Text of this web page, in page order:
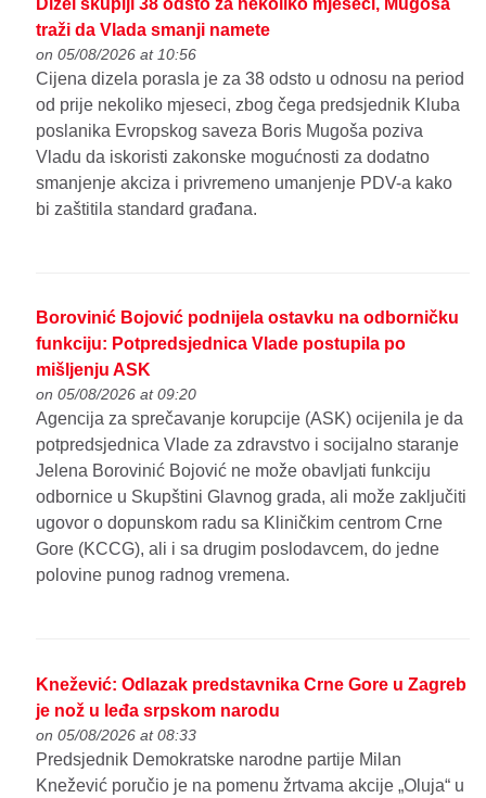
traži da Vlada smanji namete
on 05/08/2026 at 10:56
Cijena dizela porasla je za 38 odsto u odnosu na period
od prije nekoliko mjeseci, zbog čega predsjednik Kluba
poslanika Evropskog saveza Boris Mugoša poziva
Vladu da iskoristi zakonske mogućnosti za dodatno
smanjenje akciza i privremeno umanjenje PDV-a kako
bi zaštitila standard građana.
Borovinić Bojović podnijela ostavku na odborničku
funkciju: Potpredsjednica Vlade postupila po
mišljenju ASK
on 05/08/2026 at 09:20
Agencija za sprečavanje korupcije (ASK) ocijenila je da
potpredsjednica Vlade za zdravstvo i socijalno staranje
Jelena Borovinić Bojović ne može obavljati funkciju
odbornice u Skupštini Glavnog grada, ali može zaključiti
ugovor o dopunskom radu sa Kliničkim centrom Crne
Gore (KCCG), ali i sa drugim poslodavcem, do jedne
polovine punog radnog vremena.
Knežević: Odlazak predstavnika Crne Gore u Zagreb
je nož u leđa srpskom narodu
on 05/08/2026 at 08:33
Predsjednik Demokratske narodne partije Milan
Knežević poručio je na pomenu žrtvama akcije „Oluja“ u